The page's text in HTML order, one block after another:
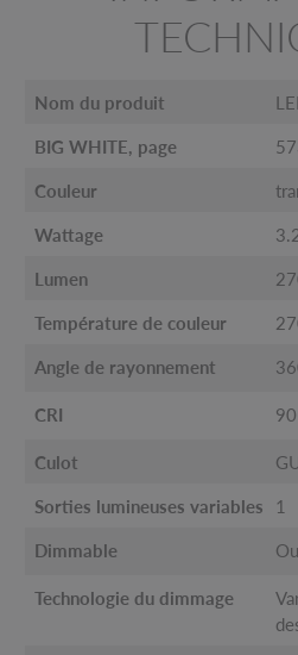
Nom du produit
BIG WHITE, page
Couleur
Wattage
Lumen
Température de couleur
Angle de rayonnement
CRI 90
Culot
Sorties lumineuses variables 1
Dimmable
Technologie du dimmage